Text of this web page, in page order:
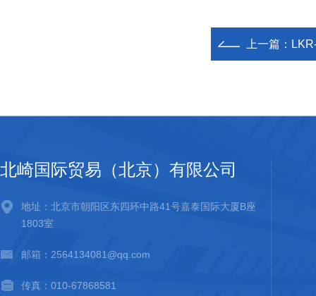
上一篇：
北崎国际贸易（北京）有限公司
地址：北京市朝阳区东四环中路41号嘉泰国际大厦B座
1803室
邮箱：2564134081@qq.com
传真：010-67868581